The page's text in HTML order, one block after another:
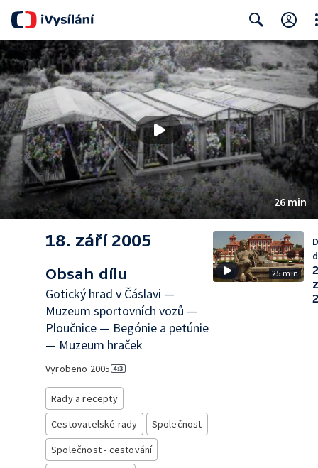
Search
26 min
18. září 2005
Obsah dílu
Gotický hrad v Čáslavi —
Muzeum sportovních vozů —
Ploučnice — Begónie a petúnie
— Muzeum hraček
Vyrobeno 2005
Rady a recepty
Cestovatelské rady
Společnost
Společnost - cestování
25 min